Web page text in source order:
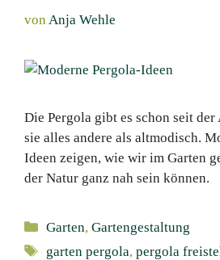
von Anja Wehle
Die Pergola gibt es schon seit
sie alles andere als altmodisch.
Ideen zeigen, wie wir im Garten
der Natur ganz nah sein können.
Kategorien
Garten,Gartengestaltung
Schlagwörter
garten pergola,pergola